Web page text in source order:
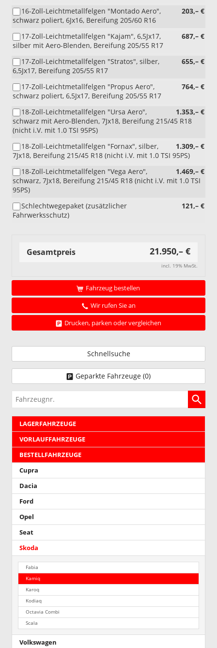
203,– €
16-Zoll-Leichtmetallfelgen "Montado Aero",
schwarz poliert, 6Jx16, Bereifung 205/60 R16
687,– €
17-Zoll-Leichtmetallfelgen "Kajam", 6,5Jx17,
silber mit Aero-Blenden, Bereifung 205/55 R17
655,– €
17-Zoll-Leichtmetallfelgen "Stratos", silber,
6,5Jx17, Bereifung 205/55 R17
764,– €
17-Zoll-Leichtmetallfelgen "Propus Aero",
schwarz poliert, 6,5Jx17, Bereifung 205/55 R17
1.353,– €
18-Zoll-Leichtmetallfelgen "Ursa Aero",
schwarz mit Aero-Blenden, 7Jx18, Bereifung 215/45 R18
(nicht i.V. mit 1.0 TSI 95PS)
1.309,– €
18-Zoll-Leichtmetallfelgen "Fornax", silber,
7Jx18, Bereifung 215/45 R18 (nicht i.V. mit 1.0 TSI 95PS)
1.469,– €
18-Zoll-Leichtmetallfelgen "Vega Aero",
schwarz, 7Jx18, Bereifung 215/45 R18 (nicht i.V. mit 1.0 TSI
95PS)
121,– €
Schlechtwegepaket (zusätzlicher
Fahrwerksschutz)
Gesamtpreis 21.950,– €
incl. 19% MwSt.
Fahrzeug bestellen
Wir rufen Sie an
Drucken, parken oder vergleichen
Schnellsuche
Geparkte Fahrzeuge (0)
Fahrzeugnr.
LAGERFAHRZEUGE
VORLAUFFAHRZEUGE
BESTELLFAHRZEUGE
Cupra
Dacia
Ford
Opel
Seat
Skoda
Fabia
Kamiq
Karoq
Kodiaq
Octavia Combi
Scala
Volkswagen